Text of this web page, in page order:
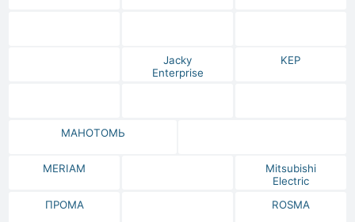
Jacky
Enterprise
KEP
МАНОТОМЬ
MERIAM
Mitsubishi
Electric
ПРОМА
ROSMA